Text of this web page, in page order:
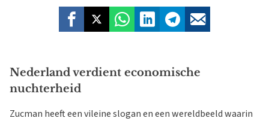
Nederland verdient economische
nuchterheid
Zucman heeft een vileine slogan en een wereldbeeld waarin